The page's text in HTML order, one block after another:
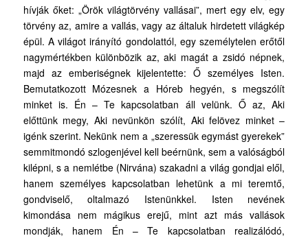
hívják őket: „Örök világtörvény vallásai”, mert egy elv, egy
törvény az, amire a vallás, vagy az általuk hirdetett világkép
épül. A világot irányító gondolattól, egy személytelen erőtől
nagymértékben különbözik az, aki magát a zsidó népnek,
majd az emberiségnek kijelentette: Ő személyes Isten.
Bemutatkozott Mózesnek a Hóreb hegyén, s megszólít
minket is. Én – Te kapcsolatban áll velünk. Ő az, Aki
előttünk megy, Aki nevünkön szólít, Aki felövez minket –
igénk szerint. Nekünk nem a „szeressük egymást gyerekek”
semmitmondó szlogenjével kell beérnünk, sem a valóságból
kilépni, s a nemlétbe (Nirvána) szakadni a világ gondjai elől,
hanem személyes kapcsolatban lehetünk a mi teremtő,
gondviselő, oltalmazó Istenünkkel. Isten nevének
kimondása nem mágikus erejű, mint azt más vallások
mondják, hanem Én – Te kapcsolatban realizálódó,